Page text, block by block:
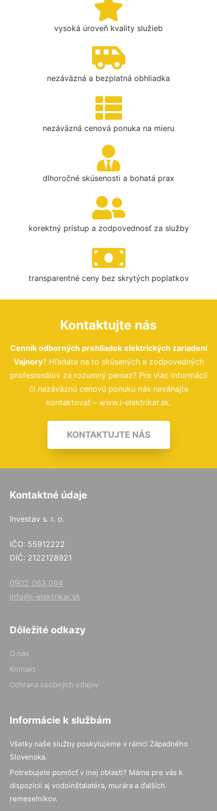
vysoká úroveň kvality služieb
nezáväzná a bezplatná obhliadka
nezáväzná cenová ponuka na mieru
dlhoročné skúsenosti a bohatá prax
korektný prístup a zodpovednosť za služby
transparentné ceny bez skrytých poplatkov
Kontaktujte nás
Cenník odborných prehliadok elektrických zariadení
Vajnory? Hľadáte na to skúsených a zodpovedných
profesionálov za rozumný peniaz? Pre viac informácií
či nezáväznú cenovú ponuku nás neváhajte
kontaktovať – www.i-elektrikar.sk.
KONTAKTUJTE NÁS
Kontaktné údaje
Investav s. r. o.
IČO: 55912222
DIČ: 2122128921
0902 063 094
info@i-elektrikar.sk
Dôležité odkazy
O nás
Kontakt
Ochrana osobných údajov
Informácie k službám
Všetky naše služby poskytujeme v rámci Západného
Slovenska.
Potrebujete pomôcť v inej oblasti? Máme pre vás k
dispozícii aj vodoinštalatéra, murára a ďalších
remeselníkov.